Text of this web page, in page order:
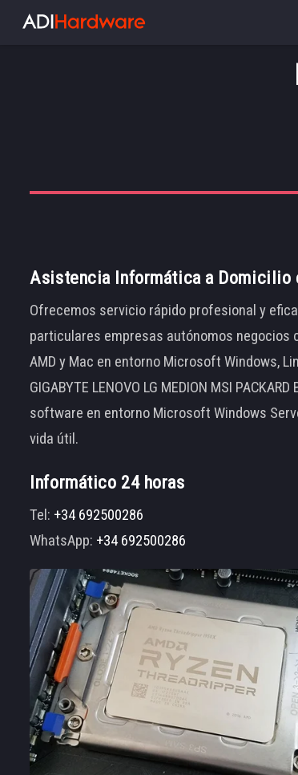
Asistencia Informática a Domicilio
Ofrecemos servicio rápido profesional y
particulares empresas autónomos negocios
AMD y Mac en entorno Microsoft Windows,
GIGABYTE LENOVO LG MEDION MSI
software en entorno Microsoft Windows
vida útil.
Informático 24 horas
Tel: +34 692500286
WhatsApp: +34 692500286